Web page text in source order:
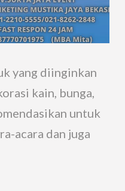
yang diinginkan
kain, bunga,
untuk
acara dan juga